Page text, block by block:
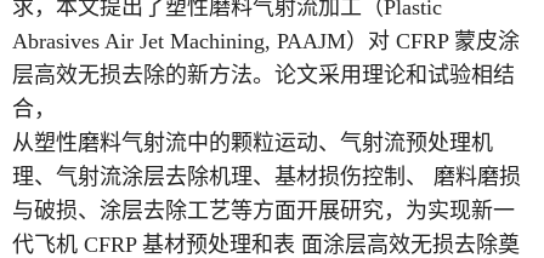
求，本文提出了塑性磨料气射流加工（Plastic
Abrasives Air Jet Machining, PAAJM）对 CFRP 蒙皮涂
层高效无损去除的新方法。论文采用理论和试验相结
合，
从塑性磨料气射流中的颗粒运动、气射流预处理机
理、气射流涂层去除机理、基材损伤控制、 磨料磨损
与破损、涂层去除工艺等方面开展研究，为实现新一
代飞机 CFRP 基材预处理和表 面涂层高效无损去除奠